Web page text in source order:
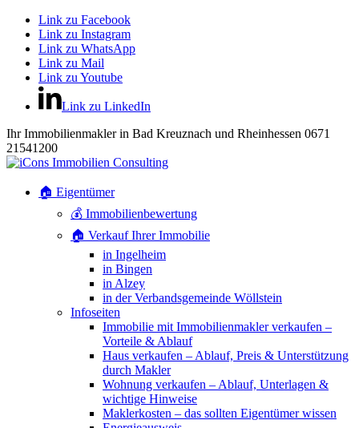
Link zu Facebook
Link zu Instagram
Link zu WhatsApp
Link zu Mail
Link zu Youtube
Link zu LinkedIn
Ihr Immobilienmakler in Bad Kreuznach und Rheinhessen 0671
21541200
🏠 Eigentümer
💰 Immobilienbewertung
🏠 Verkauf Ihrer Immobilie
in Ingelheim
in Bingen
in Alzey
in der Verbandsgemeinde Wöllstein
Infoseiten
Immobilie mit Immobilienmakler verkaufen –
Vorteile & Ablauf
Haus verkaufen – Ablauf, Preis & Unterstützung
durch Makler
Wohnung verkaufen – Ablauf, Unterlagen &
wichtige Hinweise
Maklerkosten – das sollten Eigentümer wissen